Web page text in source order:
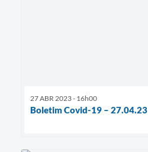
27 ABR 2023 - 16h00
Boletim Covid-19 – 27.04.23